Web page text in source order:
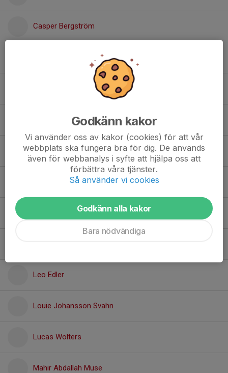
Casper Bergström
Ebbe Kjellberg Larsson
Felix Jernberg
Frank Jörgensen
Giona Cocca
Ilich Fareed Martínez Bravo
Leo Edler
Louie Johansson Svahn
Lucas Wolters
Mahir Abdallah Muse
Godkänn kakor
Vi använder oss av kakor (cookies) för att vår
webbplats ska fungera bra för dig. De används
även för webbanalys i syfte att hjälpa oss att
förbättra våra tjänster.
Så använder vi cookies
Godkänn alla kakor
Bara nödvändiga